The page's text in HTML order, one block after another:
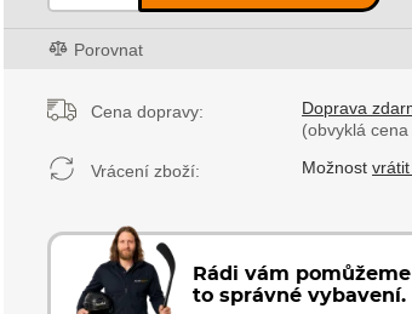
Porovnat
Cena dopravy: Doprava
(obvyklá
Vrácení zboží: Možnost
Rádi vám
to správné vybavení.